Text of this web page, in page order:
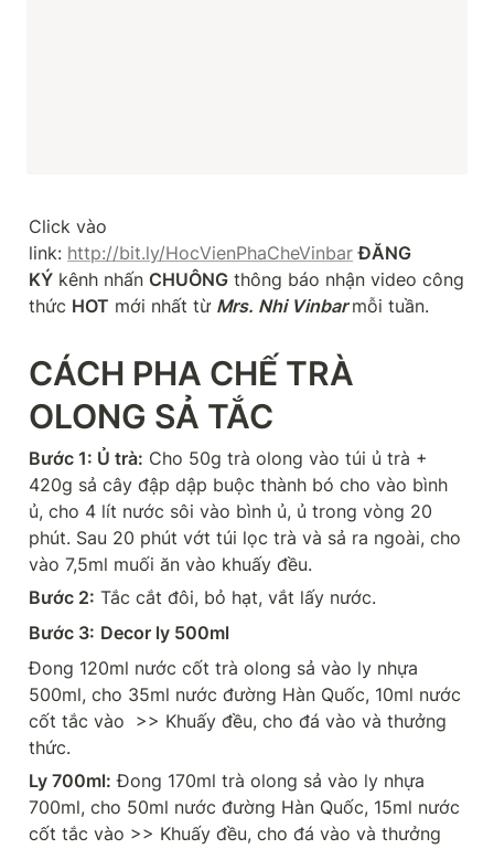
Click vào
link: http://bit.ly/HocVienPhaCheVinbar ĐĂNG
KÝ kênh nhấn CHUÔNG thông báo nhận video công
thức HOT mới nhất từ Mrs. Nhi Vinbar mỗi tuần.
CÁCH PHA CHẾ TRÀ
OLONG SẢ TẮC
Bước 1: Ủ trà: Cho 50g trà olong vào túi ủ trà +
420g sả cây đập dập buộc thành bó cho vào bình
ủ, cho 4 lít nước sôi vào bình ủ, ủ trong vòng 20
phút. Sau 20 phút vớt túi lọc trà và sả ra ngoài, cho
vào 7,5ml muối ăn vào khuấy đều.
Bước 2: Tắc cắt đôi, bỏ hạt, vắt lấy nước.
Bước 3: Decor ly 500ml
Đong 120ml nước cốt trà olong sả vào ly nhựa
500ml, cho 35ml nước đường Hàn Quốc, 10ml nước
cốt tắc vào  >> Khuấy đều, cho đá vào và thưởng
thức.
Ly 700ml: Đong 170ml trà olong sả vào ly nhựa
700ml, cho 50ml nước đường Hàn Quốc, 15ml nước
cốt tắc vào >> Khuấy đều, cho đá vào và thưởng